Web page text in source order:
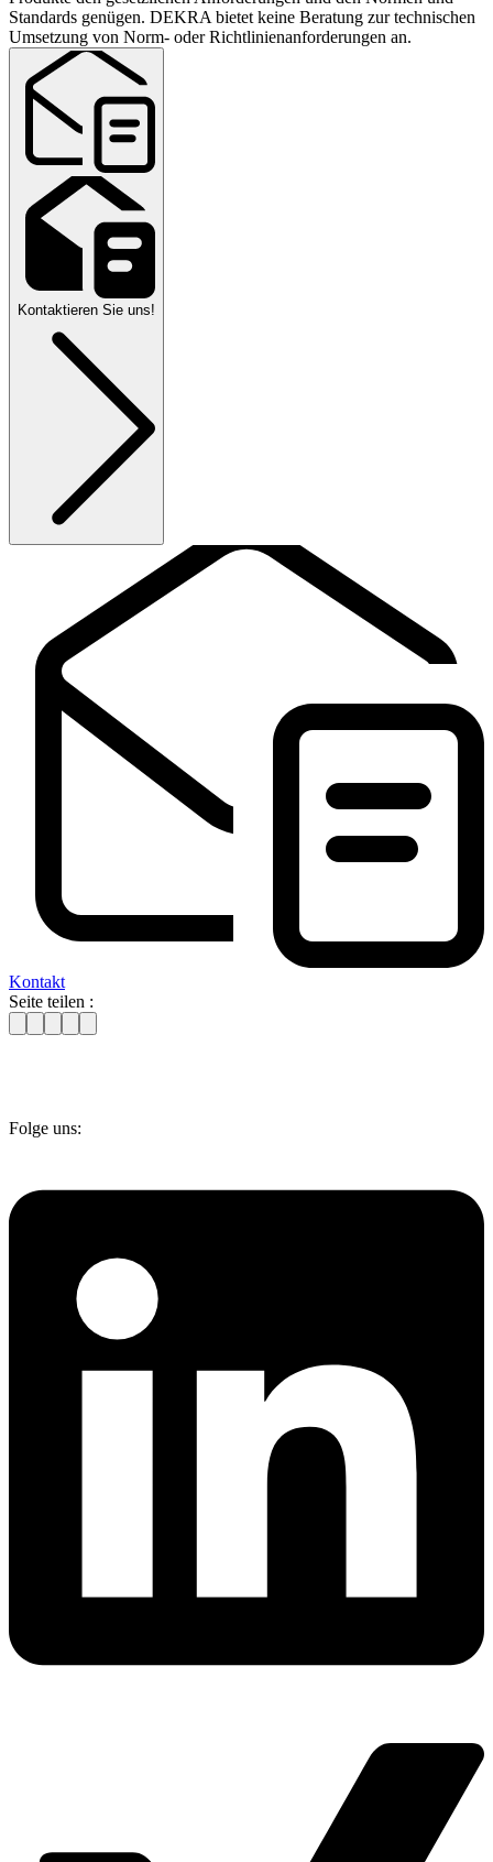
Standards genügen. DEKRA bietet keine Beratung zur technischen
Umsetzung von Norm- oder Richtlinienanforderungen an.
Kontaktieren Sie uns!
Kontakt
Seite teilen :
Folge uns: